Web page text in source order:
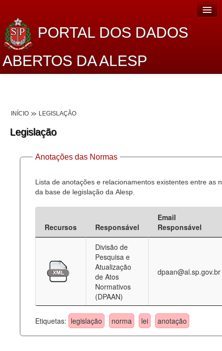
PORTAL DOS DADOS
ABERTOS DA ALESP
Dados Abertos Alesp
Lei de Acesso à Informação
Dados Governamentais Abertos
Planejamento
Deputados Estaduais
Legislação
Perguntas frequentes
Contato
INÍCIO LEGISLAÇÃO
Legislação
Anotações das Normas
Lista de anotações e relacionamentos existentes entre as
da base de legislação da Alesp.
Recursos Responsável
Email
Responsável
Divisão de
Pesquisa e
Atualização
de Atos
Normativos
(DPAAN)
dpaan@al.sp.gov.br
Etiquetas: legislação norma lei anotação